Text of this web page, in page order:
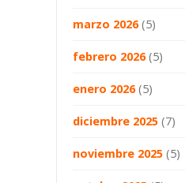
marzo 2026(5)
febrero 2026(5)
enero 2026(5)
diciembre 2025 (7)
noviembre 2025 (5)